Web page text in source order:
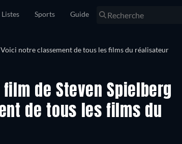
Listes Sports Guide
de Steven Spielberg
de tous les films du